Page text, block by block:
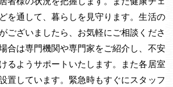
を通して、暮らしを見守ります。生活の
ございましたら、お気軽にご相談くださ
合は専門機関や専門家をご紹介し、不安
るようサポートいたします。また各居室
置しています。緊急時もすぐにスタッフ